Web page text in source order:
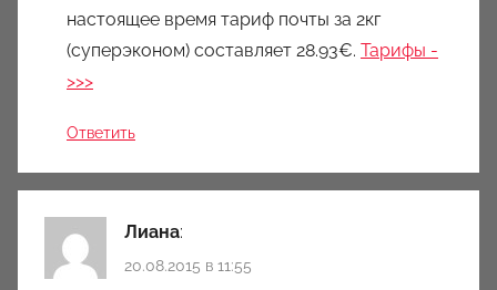
настоящее время тариф почты за 2кг
(суперэконом) составляет 28.93€. Тарифы -
>>>
Ответить
Лиана:
20.08.2015 в 11:55